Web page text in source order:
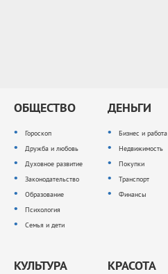
ОБЩЕСТВО
Гороскоп
Дружба и любовь
Духовное развитие
Законодательство
Образование
Психология
Семья и дети
ДЕНЬГИ
Бизнес и работа
Недвижимость
Покупки
Транспорт
Финансы
КУЛЬТУРА КРАСОТА